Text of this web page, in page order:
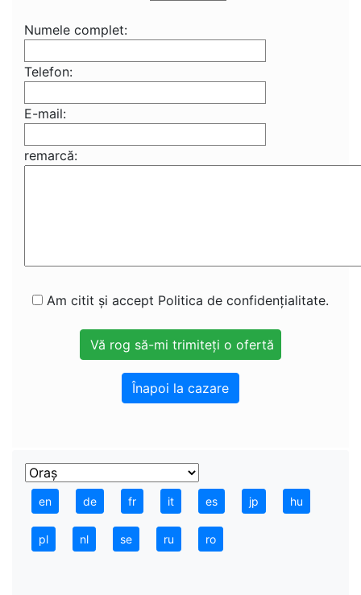
Numele complet:
Telefon:
E-mail:
remarcă:
Am citit și accept Politica de confidențialitate.
Înapoi la cazare
en de fr it es jp hu
pl nl se ru ro